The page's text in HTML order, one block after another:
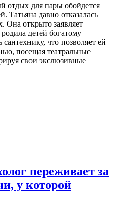
отдых для пары обойдется
Татьяна давно отказалась
Она открыто заявляет
детей богатому
что позволяет ей
посещая театральные
свои экслюзивные
переживает за
у которой